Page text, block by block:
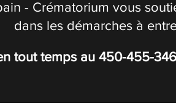
- Crématorium vous
dans les démarches à
tout temps au 450-455-